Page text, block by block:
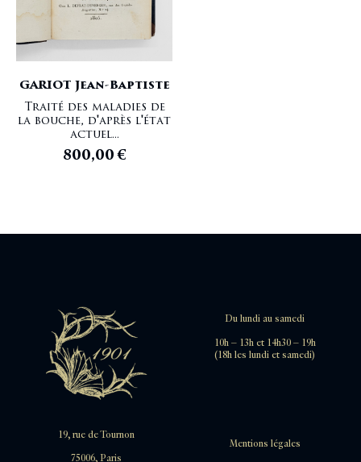
GARIOT Jean-Baptiste
Traité des maladies de
la bouche, d'après l'état
actuel...
800,00€
Du lundi au samedi
10h – 13h et 14h30 – 19h
(18h les lundi et samedi)
19, rue de Tournon
75006, Paris
Mentions légales